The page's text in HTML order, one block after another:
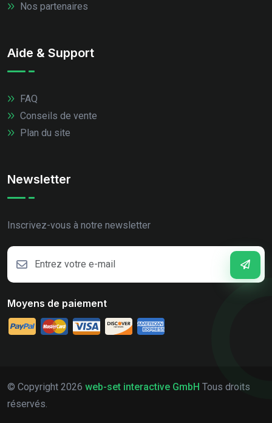
Nos partenaires
Aide & Support
FAQ
Conseils de vente
Plan du site
Newsletter
Inscrivez-vous à notre newsletter
Moyens de paiement
© Copyright 2026 web-set interactive GmbH Tous droits
réservés.